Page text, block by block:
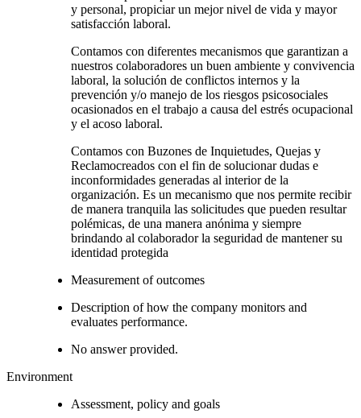
y personal, propiciar un mejor nivel de vida y mayor
satisfacción laboral.
Contamos con diferentes mecanismos que garantizan a
nuestros colaboradores un buen ambiente y convivencia
laboral, la solución de conflictos internos y la
prevención y/o manejo de los riesgos psicosociales
ocasionados en el trabajo a causa del estrés ocupacional
y el acoso laboral.
Contamos con Buzones de Inquietudes, Quejas y
Reclamocreados con el fin de solucionar dudas e
inconformidades generadas al interior de la
organización. Es un mecanismo que nos permite recibir
de manera tranquila las solicitudes que pueden resultar
polémicas, de una manera anónima y siempre
brindando al colaborador la seguridad de mantener su
identidad protegida
Measurement of outcomes
Description of how the company monitors and
evaluates performance.
No answer provided.
Environment
Assessment, policy and goals